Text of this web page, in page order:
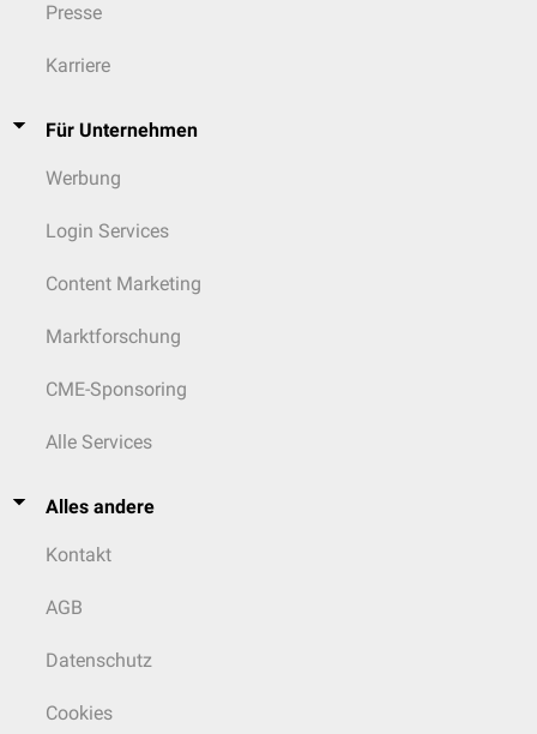
Presse
Karriere
Für Unternehmen
Werbung
Login Services
Content Marketing
Marktforschung
CME-Sponsoring
Alle Services
Alles andere
Kontakt
AGB
Datenschutz
Cookies